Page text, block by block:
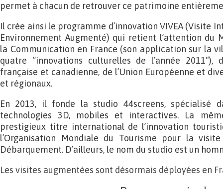
permet à chacun de retrouver ce patrimoine
Il crée ainsi le programme d’innovation VIVEA (Visite
Environnement Augmenté) qui retient l’attention du
la Communication en France (son application sur la
quatre “innovations culturelles de l’année 2011″),
française et canadienne, de l’Union Européenne et
et régionaux.
En 2013, il fonde la studio 44screens, spécialisé
technologies 3D, mobiles et interactives. La
prestigieux titre international de l’innovation
l’Organisation Mondiale du Tourisme pour la
Débarquement. D’ailleurs, le nom du studio est un
Les visites augmentées sont désormais déployées en